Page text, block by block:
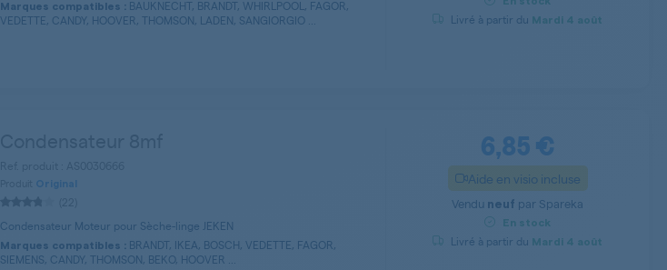
Marques compatibles : BAUKNECHT, BRANDT, WHIRLPOOL, FAGOR,
VEDETTE, CANDY, HOOVER, THOMSON, LADEN, SANGIORGIO ...
Livré à partir du Mardi 4 août
Original
Condensateur Moteur pour Sèche-linge JEKEN
Marques compatibles : BRANDT, IKEA, BOSCH, VEDETTE, FAGOR,
SIEMENS, CANDY, THOMSON, BEKO, HOOVER ...
6,85 €
Aide en visio incluse
Vendu neuf par Spareka
En stock
Livré à partir du Mardi 4 août